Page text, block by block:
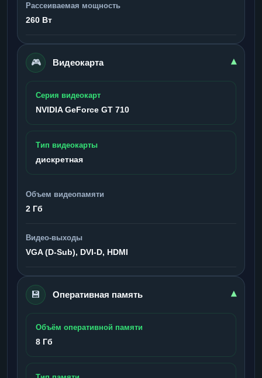
Рассеиваемая мощность
260 Вт
🎮 Видеокарта ▾
Серия видеокарт
NVIDIA GeForce GT 710
Тип видеокарты
дискретная
Объем видеопамяти
2 Гб
Видео-выходы
VGA (D-Sub), DVI-D, HDMI
💾 Оперативная память ▾
Объём оперативной памяти
8 Гб